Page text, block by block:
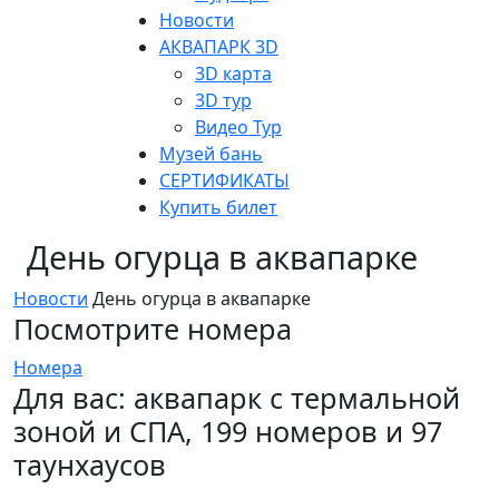
Новости
АКВАПАРК 3D
3D карта
3D тур
Видео Тур
Музей бань
СЕРТИФИКАТЫ
Купить билет
День огурца в аквапарке
Новости День огурца в аквапарке
Посмотрите номера
Номера
Для вас: аквапарк с термальной
зоной и СПА, 199 номеров и 97
таунхаусов